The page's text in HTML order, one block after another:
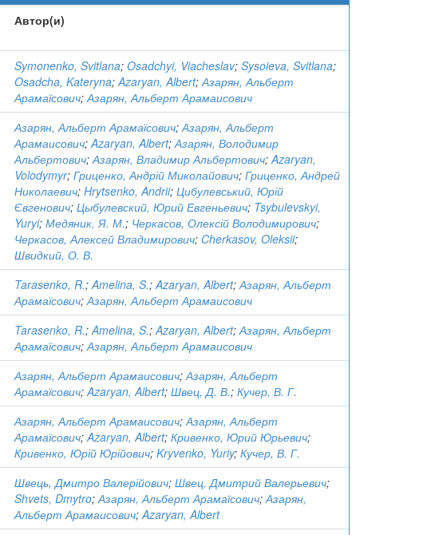
Автор(и)
Symonenko, Svitlana; Osadchyi, Viacheslav; Sysoieva, Svitlana;
Osadcha, Kateryna;Azaryan, Albert;Азарян, Альберт
Арамаїсович;Азарян, Альберт Арамаисович
Азарян, Альберт Арамаїсович;Азарян, Альберт
Арамаисович;Azaryan, Albert;Азарян, Володимир
Альбертович;Азарян, Владимир Альбертович;Azaryan,
Volodymyr; Гриценко, Андрій Миколайович; Гриценко, Андрей
Николаевич; Hrytsenko, Andrii; Цибулевський, Юрій
Євгенович; Цыбулевский, Юрий Евгеньевич; Tsybulevskyi,
Yuryi; Медяник, Я. М.; Черкасов, Олексій Володимирович;
Черкасов, Алексей Владимирович; Cherkasov, Oleksii;
Швидкий, О. В.
Tarasenko, R.;Amelina, S.;Azaryan, Albert;Азарян, Альберт
Арамаїсович;Азарян, Альберт Арамаисович
Tarasenko, R.;Amelina, S.;Azaryan, Albert;Азарян, Альберт
Арамаїсович;Азарян, Альберт Арамаисович
Азарян, Альберт Арамаисович;Азарян, Альберт
Арамаїсович;Azaryan, Albert; Швец, Д. В.; Кучер, В. Г.
Азарян, Альберт Арамаисович;Азарян, Альберт
Арамаїсович;Azaryan, Albert; Кривенко, Юрий Юрьевич;
Кривенко, Юрій Юрійович; Kryvenko, Yuriy; Кучер, В. Г.
Швець, Дмитро Валерійович; Швец, Дмитрий Валерьевич;
Shvets, Dmytro;Азарян, Альберт Арамаїсович;Азарян,
Альберт Арамаисович;Azaryan, Albert